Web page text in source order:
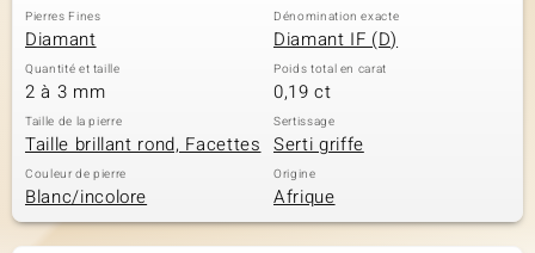
Pierres Fines
Diamant
Dénomination exacte
Diamant IF (D)
Quantité et taille
2 à 3 mm
Poids total en carat
0,19 ct
Taille de la pierre
Taille brillant rond, Facettes
Sertissage
Serti griffe
Couleur de pierre
Blanc/incolore
Origine
Afrique